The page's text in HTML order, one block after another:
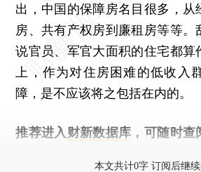
出，中国的保障房名目很多，从
房、共有产权房到廉租房等等。
说官员、军官大面积的住宅都算
上，作为对住房困难的低收入
障，是不应该将之包括在内的。
推荐进入 财新数据库 ，可随时
本文共计0字 订阅后继